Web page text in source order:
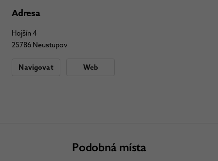
Adresa
Hojšín 4
25786 Neustupov
Navigovat Web
Podobná místa